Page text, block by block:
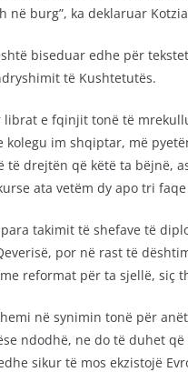
në burg”, ka deklaruar
biseduar edhe për
të Kushtetutës.
librat e fqinjit tonë të
kolegu im shqiptar, më
të drejtën që këtë ta bëjnë,
ata vetëm dy apo tri
takimit të shefave të
por në rast të
reformat për ta sjellë, siç
në synimin tonë për
ndodhë, ne do të duhet
sikur të mos ekzistojë